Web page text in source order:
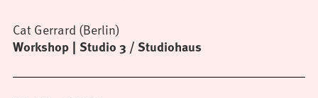
Workshop Studio 3 / Studiohaus
Cat Gerrard (Berlin)